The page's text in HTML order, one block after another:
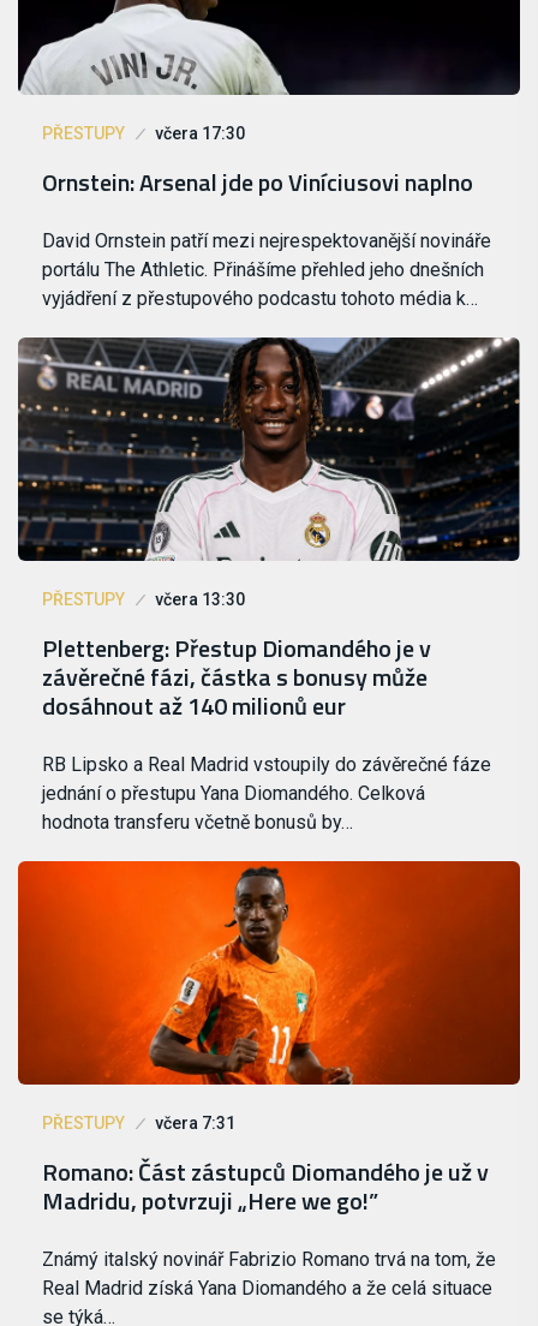
PŘESTUPY včera 17:30
Ornstein: Arsenal jde po Viníciusovi naplno
David Ornstein patří mezi nejrespektovanější novináře
portálu The Athletic. Přinášíme přehled jeho dnešních
vyjádření z přestupového podcastu tohoto média k…
PŘESTUPY včera 13:30
Plettenberg: Přestup Diomandého je v
závěrečné fázi, částka s bonusy může
dosáhnout až 140 milionů eur
RB Lipsko a Real Madrid vstoupily do závěrečné fáze
jednání o přestupu Yana Diomandého. Celková
hodnota transferu včetně bonusů by…
PŘESTUPY včera 7:31
Romano: Část zástupců Diomandého je už v
Madridu, potvrzuji „Here we go!”
Známý italský novinář Fabrizio Romano trvá na tom, že
Real Madrid získá Yana Diomandého a že celá situace
se týká…